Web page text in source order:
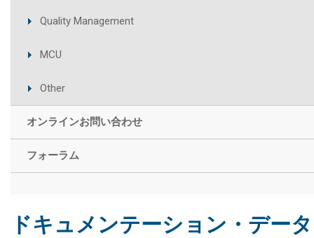
Quality Management
MCU
Other
オンラインお問い合わせ
フォーラム
ドキュメンテーション・データ